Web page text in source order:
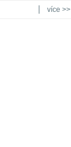
více >>